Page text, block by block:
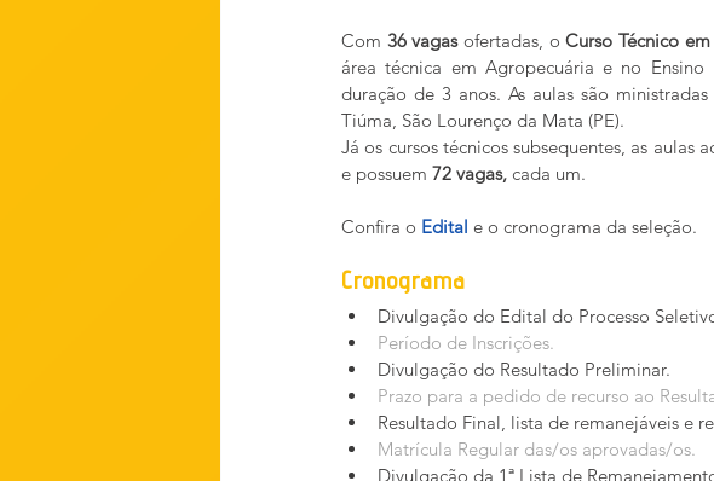
Com 36 vagas ofertadas, o Curso Técnico
área técnica em Agropecuária e no
duração de 3 anos. As aulas são
Tiúma, São Lourenço da Mata (PE).
Já os cursos técnicos subsequentes, as
e possuem 72 vagas, cada um.
Confira o Edital e o cronograma da seleção.
Cronograma